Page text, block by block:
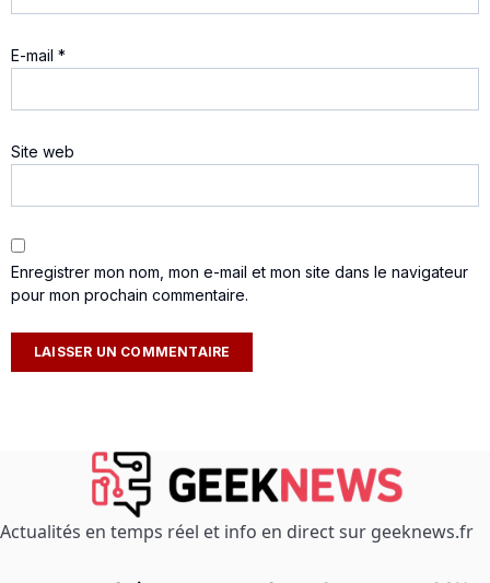
E-mail *
Site web
Enregistrer mon nom, mon e-mail et mon site dans le navigateur
pour mon prochain commentaire.
Actualités en temps réel et info en direct sur geeknews.fr